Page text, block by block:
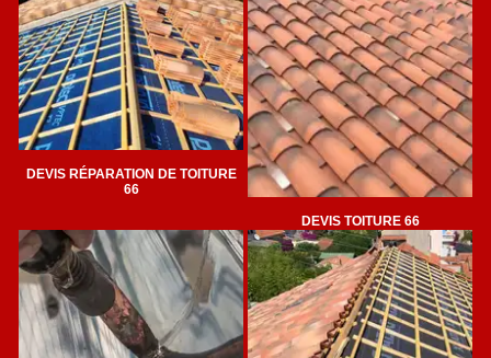
DEVIS RÉPARATION DE TOITURE
66
DEVIS TOITURE 66